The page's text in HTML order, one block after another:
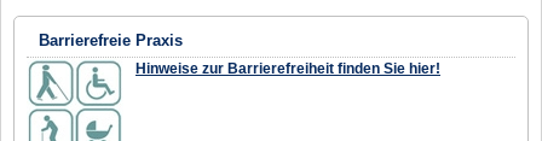
Barrierefreie Praxis
Hinweise zur Barrierefreiheit finden Sie hier!